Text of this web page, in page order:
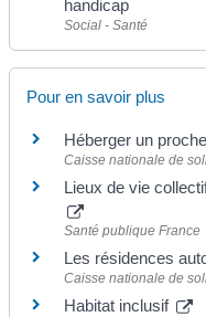
handicap
Social - Santé
Pour en savoir plus
Héberger un
Caisse nationale de
Lieux de vie
Santé publique France
Les résidences
Caisse nationale de
Habitat inclusif